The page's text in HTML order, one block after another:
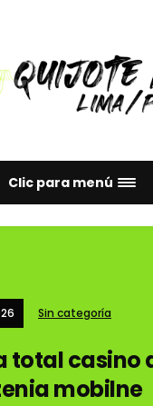
Clic para menú
Sin categoría
total casino
mobilne